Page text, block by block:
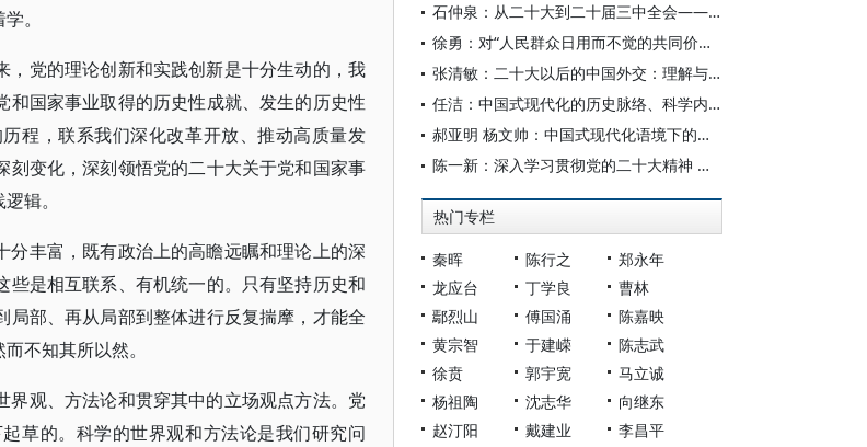
。
党的理论创新和实践创新是十分生动的，我
国家事业取得的历史性成就、发生的历史性
程，联系我们深化改革开放、推动高质量发
变化，深刻领悟党的二十大关于党和国家事
辑。
丰富，既有政治上的高瞻远瞩和理论上的深
是相互联系、有机统一的。只有坚持历史和
部、再从局部到整体进行反复揣摩，才能全
不知其所以然。
观、方法论和贯穿其中的立场观点方法。党
草的。科学的世界观和方法论是我们研究问
石仲泉：从二十大到二十届三中全会——中国式现代化思想的第二次升华
徐勇：对“人民群众日用而不觉的共同价值观念”的深度理解
张清敏：二十大以后的中国外交：理解与思考
任洁：中国式现代化的历史脉络、科学内涵和实践要求
郝亚明 杨文帅：中国式现代化语境下的新时代民族工作
陈一新：深入学习贯彻党的二十大精神 加快构建新安全格局
热门专栏
秦晖 陈行之
郑永年
龙应台
丁学良
曹林
鄢烈山
傅国涌
陈嘉映
黄宗智
于建嵘
陈志武
徐贲
郭宇宽
马立诚
杨祖陶
沈志华
向继东
赵汀阳
戴建业
李昌平